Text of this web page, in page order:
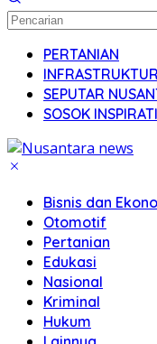
PERTANIAN
INFRASTRUKTUR
SEPUTAR
SOSOK
Bisnis dan
Otomotif
Pertanian
Edukasi
Nasional
Kriminal
Hukum